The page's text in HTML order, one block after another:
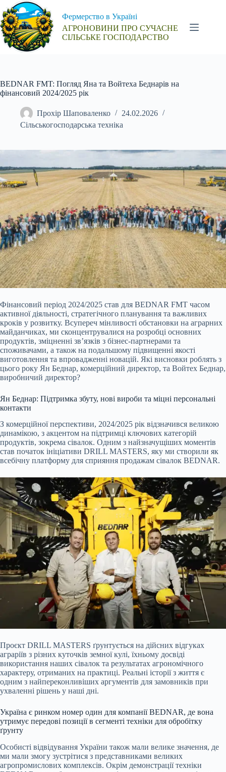
Перейти
до
вмісту
Фермерство в Україні
АГРОНОВИНИ ПРО СУЧАСНЕ
СІЛЬСЬКЕ ГОСПОДАРСТВО
BEDNAR FMT: Погляд Яна та Войтеха Беднарів на
фінансовий 2024/2025 рік
Прохір Шаповаленко
24.02.2026
Сільськогосподарська техніка
Фінансовий період 2024/2025 став для BEDNAR FMT часом
активної діяльності, стратегічного планування та важливих
кроків у розвитку. Всупереч мінливості обстановки на аграрних
майданчиках, ми сконцентрувалися на розробці основних
продуктів, зміцненні зв’язків з бізнес-партнерами та
споживачами, а також на подальшому підвищенні якості
виготовлення та впровадженні новацій. Які висновки роблять з
цього року Ян Беднар, комерційний директор, та Войтех Беднар,
виробничий директор?
Ян Беднар: Підтримка збуту, нові вироби та міцні персональні
контакти
З комерційної перспективи, 2024/2025 рік відзначився великою
динамікою, з акцентом на підтримці ключових категорій
продуктів, зокрема сівалок. Одним з найзначущіших моментів
став початок ініціативи DRILL MASTERS, яку ми створили як
всебічну платформу для сприяння продажам сівалок BEDNAR.
Проєкт DRILL MASTERS ґрунтується на дійсних відгуках
аграріїв з різних куточків земної кулі, їхньому досвіді
використання наших сівалок та результатах агрономічного
характеру, отриманих на практиці. Реальні історії з життя є
одним з найпереконливіших аргументів для замовників при
ухваленні рішень у наші дні.
Україна є ринком номер один для компанії BEDNAR, де вона
утримує передові позиції в сегменті техніки для обробітку
ґрунту
Особисті відвідування України також мали велике значення, де
ми мали змогу зустрітися з представниками великих
агропромислових комплексів. Окрім демонстрації техніки